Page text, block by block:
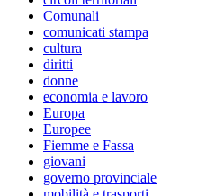
Comunali
comunicati stampa
cultura
diritti
donne
economia e lavoro
Europa
Europee
Fiemme e Fassa
giovani
governo provinciale